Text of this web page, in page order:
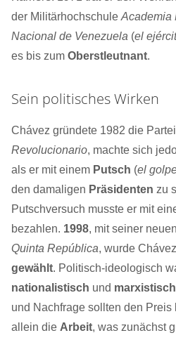
der Militärhochschule Academia
Nacional de Venezuela (el
es bis zum Oberstleutnant.
Sein politisches Wirken
Chávez gründete 1982 die Partei
Revolucionario, machte sich
als er mit einem Putsch (el
den damaligen Präsidenten zu
Putschversuch musste er mit
bezahlen. 1998, mit seiner
Quinta República, wurde Chávez
gewählt. Politisch-ideologisch
nationalistisch und marxistisch
und Nachfrage sollten den Preis
allein die Arbeit, was zunächst